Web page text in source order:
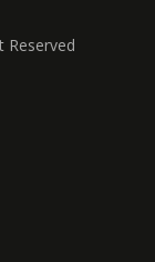
Reserved